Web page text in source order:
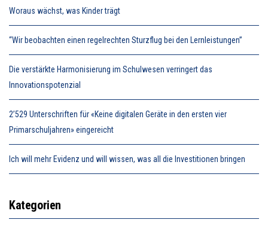
Woraus wächst, was Kinder trägt
“Wir beobachten einen regelrechten Sturzflug bei den Lernleistungen”
Die verstärkte Harmonisierung im Schulwesen verringert das
Innovationspotenzial
2’529 Unterschriften für «Keine digitalen Geräte in den ersten vier
Primarschuljahren» eingereicht
Ich will mehr Evidenz und will wissen, was all die Investitionen bringen
Kategorien